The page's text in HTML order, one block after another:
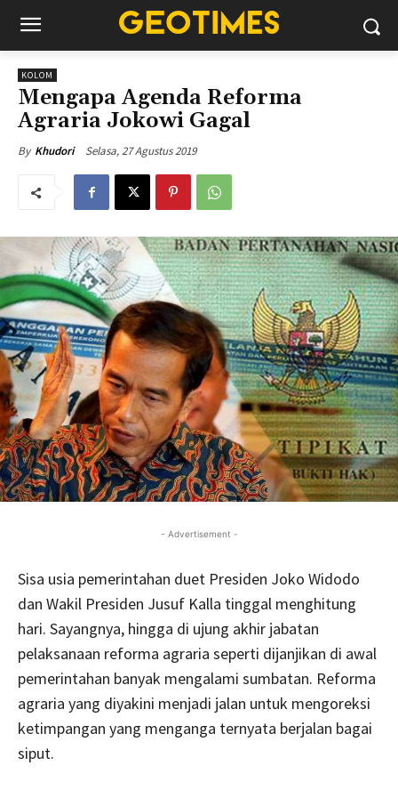
KOLOM
Mengapa Agenda Reforma
Agraria Jokowi Gagal
By Khudori Selasa, 27 Agustus 2019
- Advertisement -
Sisa usia pemerintahan duet Presiden Joko Widodo
dan Wakil Presiden Jusuf Kalla tinggal menghitung
hari. Sayangnya, hingga di ujung akhir jabatan
pelaksanaan reforma agraria seperti dijanjikan di awal
pemerintahan banyak mengalami sumbatan. Reforma
agraria yang diyakini menjadi jalan untuk mengoreksi
ketimpangan yang menganga ternyata berjalan bagai
siput.